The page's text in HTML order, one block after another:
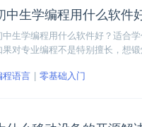
中生学编程用什么软件
中生学编程用什么软件好？适合
果对专业编程不是特别擅长，想
程语言 零基础入门